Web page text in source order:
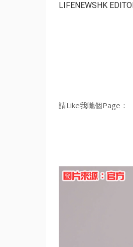
LIFENEWSHK
請Like我哋個Page：